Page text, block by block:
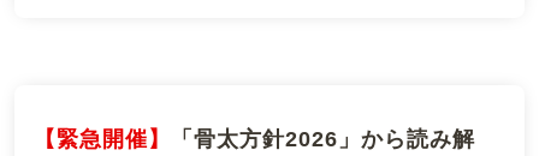
【緊急開催】
「骨太方針2026」から読み解